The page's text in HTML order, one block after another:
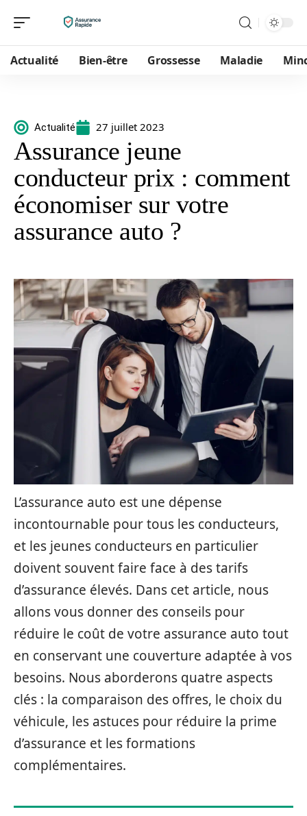
Actualité Bien-être Grossesse Maladie
Actualité 27 juillet 2023
Assurance jeune
conducteur prix : comment
économiser sur votre
assurance auto ?
L’assurance auto est une dépense
incontournable pour tous les conducteurs,
et les jeunes conducteurs en particulier
doivent souvent faire face à des tarifs
d’assurance élevés. Dans cet article, nous
allons vous donner des conseils pour
réduire le coût de votre assurance auto tout
en conservant une couverture adaptée à vos
besoins. Nous aborderons quatre aspects
clés : la comparaison des offres, le choix du
véhicule, les astuces pour réduire la prime
d’assurance et les formations
complémentaires.